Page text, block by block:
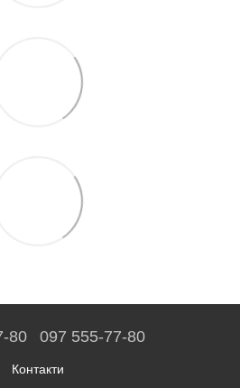
80 097 555-77-80
Контакти